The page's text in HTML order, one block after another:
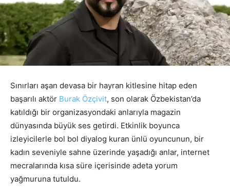
Sınırları aşan devasa bir hayran kitlesine hitap eden
başarılı aktör Burak Özçivit, son olarak Özbekistan’da
katıldığı bir organizasyondaki anlarıyla magazin
dünyasında büyük ses getirdi. Etkinlik boyunca
izleyicilerle bol bol diyalog kuran ünlü oyuncunun, bir
kadın seveniyle sahne üzerinde yaşadığı anlar, internet
mecralarında kısa süre içerisinde adeta yorum
yağmuruna tutuldu.